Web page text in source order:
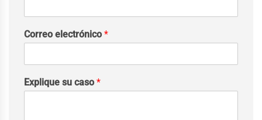
Correo electrónico *
Explique su caso *